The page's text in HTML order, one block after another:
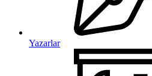
Yazarlar